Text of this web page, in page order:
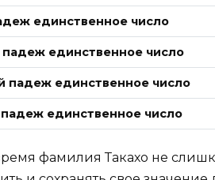
единственное число
единственное число
падеж единственное число
единственное число
фамилия Такахо не